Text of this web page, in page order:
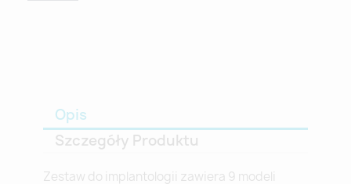
Opis
Szczegóły Produktu
Zestaw do implantologii zawiera 9 modeli